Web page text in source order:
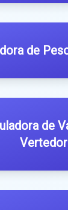
de
de
Vertedor